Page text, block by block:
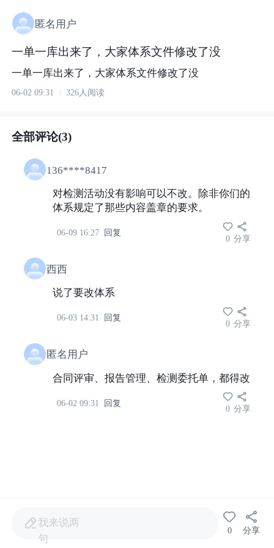
匿名用户
一单一库出来了，大家体系文件修改了没
一单一库出来了，大家体系文件修改了没
06-02 09:31 326人阅读
全部评论(3)
136****8417
对检测活动没有影响可以不改。除非你们的
体系规定了那些内容盖章的要求。
06-09 16:27 回复
0 分享
西西
说了要改体系
06-03 14:31 回复
0 分享
匿名用户
合同评审、报告管理、检测委托单，都得改
06-02 09:31 回复
0 分享
我来说两
句
0 分享